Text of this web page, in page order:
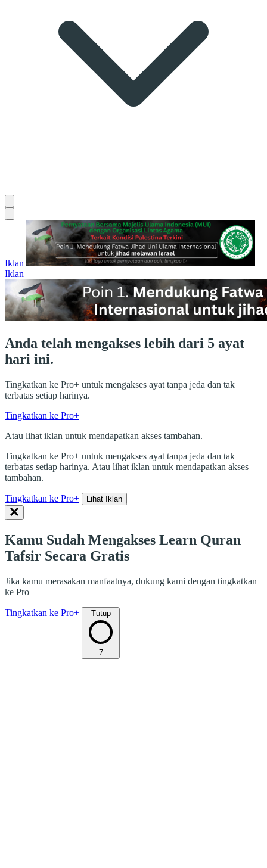
Iklan
Iklan
Anda telah mengakses lebih dari 5 ayat
hari ini.
Tingkatkan ke Pro+ untuk mengakses ayat tanpa jeda dan tak
terbatas setiap harinya.
Tingkatkan ke Pro+
Atau lihat iklan untuk mendapatkan akses tambahan.
Tingkatkan ke Pro+ untuk mengakses ayat tanpa jeda dan tak
terbatas setiap harinya. Atau lihat iklan untuk mendapatkan akses
tambahan.
Tingkatkan ke Pro+ Lihat Iklan
Kamu Sudah Mengakses Learn Quran
Tafsir Secara Gratis
Jika kamu merasakan manfaatnya, dukung kami dengan tingkatkan
ke Pro+
Tingkatkan ke Pro+ Tutup
7